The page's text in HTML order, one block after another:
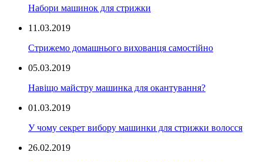
Набори машинок для стрижки
11.03.2019
Стрижемо домашнього вихованця самостійно
05.03.2019
Навіщо майстру машинка для окантування?
01.03.2019
У чому секрет вибору машинки для стрижки волосся
26.02.2019